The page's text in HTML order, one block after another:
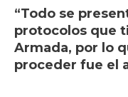
“Todo se
protocolos que
Armada, por lo
proceder fue el